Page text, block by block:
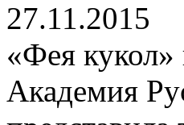
27.11.2015
«Фея
Академия